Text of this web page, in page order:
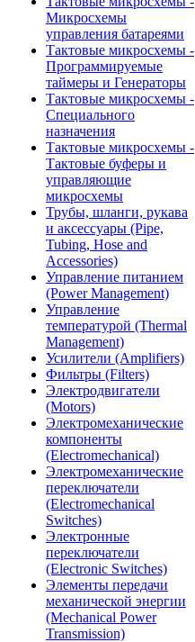
Микросхемы
управления батареями
Тактовые микросхемы -
Программируемые
таймеры и Генераторы
Тактовые микросхемы -
Специального
назначения
Тактовые микросхемы -
Тактовые буферы и
управляющие
микросхемы
Трубы, шланги, рукава
и аксессуары (Pipe,
Tubing, Hose and
Accessories)
Управление питанием
(Power Management)
Управление
температурой (Thermal
Management)
Усилители (Amplifiers)
Фильтры (Filters)
Электродвигатели
(Motors)
Электромеханические
компоненты
(Electromechanical)
Электромеханические
переключатели
(Electromechanical
Switches)
Электронные
переключатели
(Electronic Switches)
Элементы передачи
механической энергии
(Mechanical Power
Transmission)